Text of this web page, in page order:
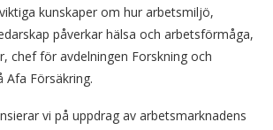
kunskaper om hur arbetsmiljö,
påverkar hälsa och arbetsförmåga,
chef för avdelningen Forskning och
Afa Försäkring.
vi på uppdrag av arbetsmarknadens